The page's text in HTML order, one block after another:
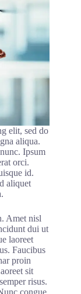
elit, sed do
aliqua.
Ipsum
orci.
id.
aliquet
Amet nisl
dui ut
laoreet
Faucibus
proin
sit
risus.